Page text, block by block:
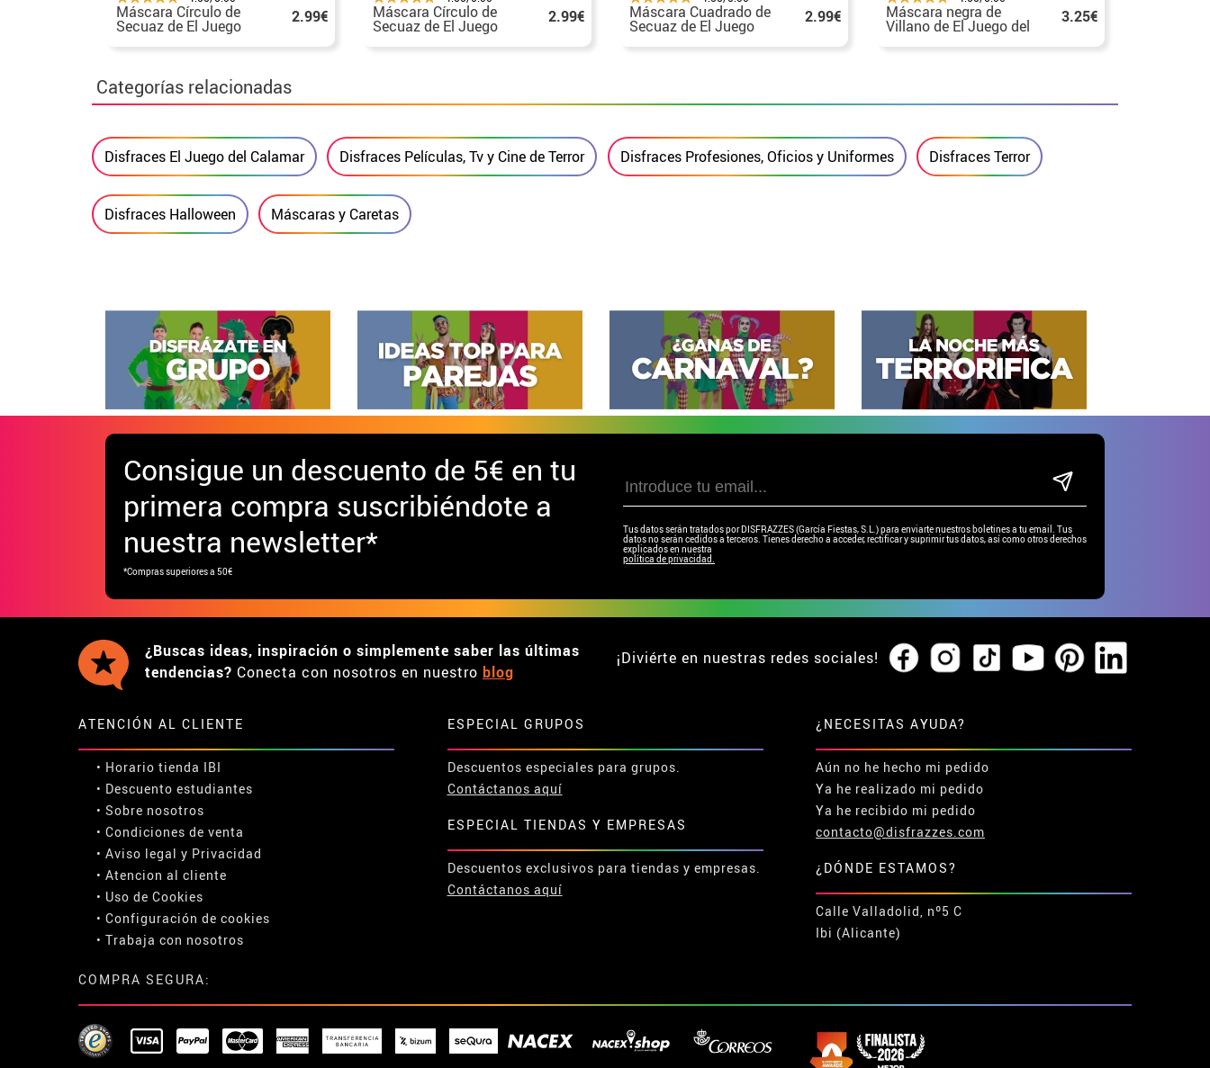
Máscara Círculo de
Secuaz de El Juego 2.99€ Máscara Círculo de
Secuaz de El Juego 2.99€ Máscara Cuadrado de
Secuaz de El Juego 2.99€ Máscara negra de
Villano de El Juego del 3.25€
Categorías relacionadas
Disfraces El Juego del Calamar Disfraces Películas, Tv y Cine de Terror Disfraces Profesiones, Oficios y Uniformes Disfraces Terror
Disfraces Halloween Máscaras y Caretas
Consigue un descuento de 5€ en tu
primera compra suscribiéndote a
nuestra newsletter*
*Compras superiores a 50€
Tus datos serán tratados por DISFRAZZES (García Fiestas, S.L.) para enviarte nuestros boletines a tu email. Tus
datos no serán cedidos a terceros. Tienes derecho a acceder, rectificar y suprimir tus datos, así como otros derechos
explicados en nuestra
política de privacidad.
¿Buscas ideas, inspiración o simplemente saber las últimas
tendencias? Conecta con nosotros en nuestro blog
¡Diviérte en nuestras redes sociales!
ATENCIÓN AL CLIENTE
• Horario tienda IBI
• Descuento estudiantes
• Sobre nosotros
• Condiciones de venta
• Aviso legal y Privacidad
• Atencion al cliente
• Uso de Cookies
• Configuración de cookies
• Trabaja con nosotros
ESPECIAL GRUPOS
Descuentos especiales para grupos.
Contáctanos aquí
ESPECIAL TIENDAS Y EMPRESAS
Descuentos exclusivos para tiendas y empresas.
Contáctanos aquí
¿NECESITAS AYUDA?
Aún no he hecho mi pedido
Ya he realizado mi pedido
Ya he recibido mi pedido
contacto@disfrazzes.com
¿DÓNDE ESTAMOS?
Calle Valladolid, nº5 C
Ibi (Alicante)
COMPRA SEGURA: